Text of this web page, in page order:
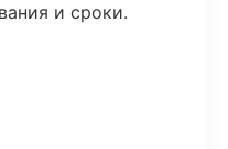
и сроки.